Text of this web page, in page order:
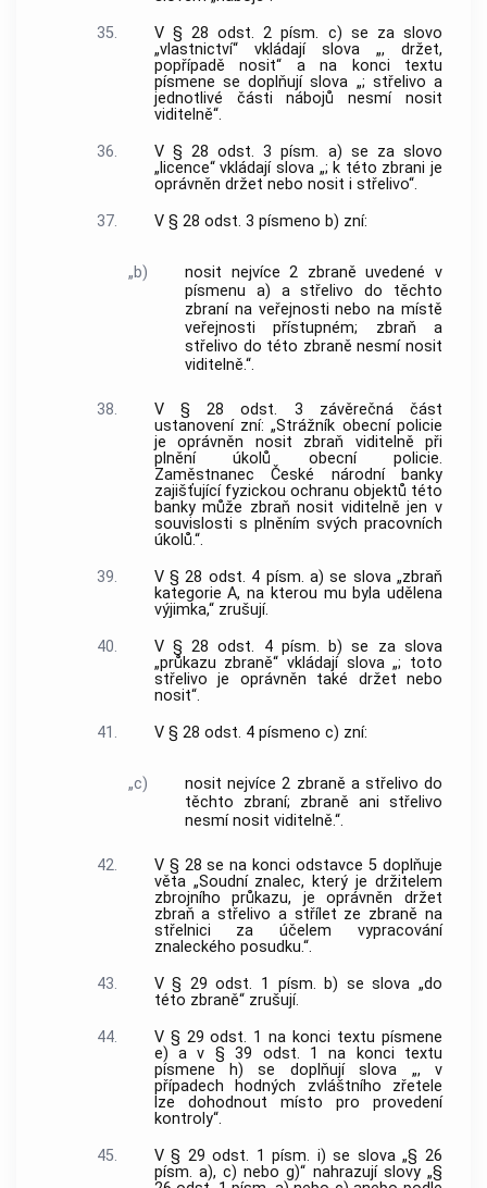
35.
V § 28 odst. 2 písm. c) se za slovo
„vlastnictví“ vkládají slova „, držet,
popřípadě nosit“ a na konci textu
písmene se doplňují slova „; střelivo a
jednotlivé části nábojů nesmí nosit
viditelně“.
36.
V § 28 odst. 3 písm. a) se za slovo
„licence“ vkládají slova „; k této zbrani je
oprávněn držet nebo nosit i střelivo“.
37.
V § 28 odst. 3 písmeno b) zní:
„b)
nosit nejvíce 2 zbraně uvedené v
písmenu a) a střelivo do těchto
zbraní na veřejnosti nebo na místě
veřejnosti přístupném; zbraň a
střelivo do této zbraně nesmí nosit
viditelně.“.
38.
V § 28 odst. 3 závěrečná část
ustanovení zní: „Strážník obecní policie
je oprávněn nosit zbraň viditelně při
plnění úkolů obecní policie.
Zaměstnanec České národní banky
zajišťující fyzickou ochranu objektů této
banky může zbraň nosit viditelně jen v
souvislosti s plněním svých pracovních
úkolů.“.
39.
V § 28 odst. 4 písm. a) se slova „zbraň
kategorie A, na kterou mu byla udělena
výjimka,“ zrušují.
40.
V § 28 odst. 4 písm. b) se za slova
„průkazu zbraně“ vkládají slova „; toto
střelivo je oprávněn také držet nebo
nosit“.
41.
V § 28 odst. 4 písmeno c) zní:
„c)
nosit nejvíce 2 zbraně a střelivo do
těchto zbraní; zbraně ani střelivo
nesmí nosit viditelně.“.
42.
V § 28 se na konci odstavce 5 doplňuje
věta „Soudní znalec, který je držitelem
zbrojního průkazu, je oprávněn držet
zbraň a střelivo a střílet ze zbraně na
střelnici za účelem vypracování
znaleckého posudku.“.
43.
V § 29 odst. 1 písm. b) se slova „do
této zbraně“ zrušují.
44.
V § 29 odst. 1 na konci textu písmene
e) a v § 39 odst. 1 na konci textu
písmene h) se doplňují slova „, v
případech hodných zvláštního zřetele
lze dohodnout místo pro provedení
kontroly“.
45.
V § 29 odst. 1 písm. i) se slova „§ 26
písm. a), c) nebo g)“ nahrazují slovy „§